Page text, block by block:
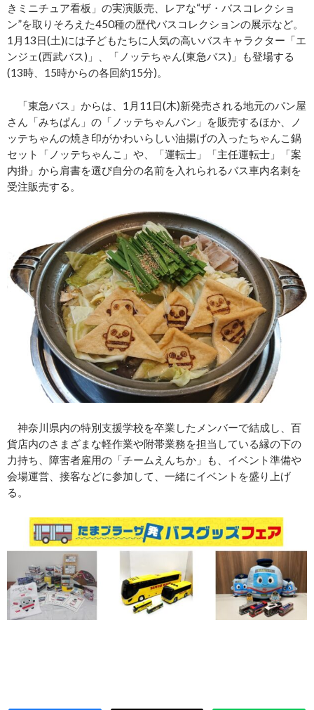
きミニチュア看板」の実演販売、レアな“ザ・バスコレクショ
ン”を取りそろえた450種の歴代バスコレクションの展示など。
1月13日(土)には子どもたちに人気の高いバスキャラクター「エ
ンジェ(西武バス)」、「ノッテちゃん(東急バス)」も登場する
(13時、15時からの各回約15分)。
「東急バス」からは、1月11日(木)新発売される地元のパン屋
さん「みちぱん」の「ノッテちゃんパン」を販売するほか、ノ
ッテちゃんの焼き印がかわいらしい油揚げの入ったちゃんこ鍋
セット「ノッテちゃんこ」や、「運転士」「主任運転士」「案
内掛」から肩書を選び自分の名前を入れられるバス車内名刺を
受注販売する。
神奈川県内の特別支援学校を卒業したメンバーで結成し、百
貨店内のさまざまな軽作業や附帯業務を担当している縁の下の
力持ち、障害者雇用の「チームえんちか」も、イベント準備や
会場運営、接客などに参加して、一緒にイベントを盛り上げ
る。